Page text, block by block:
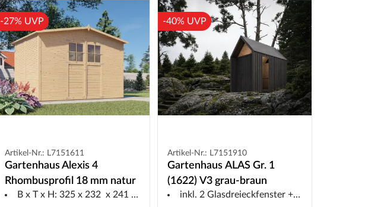
-27% UVP
Artikel-Nr.: L7151611
Gartenhaus Alexis 4
Rhombusprofil 18 mm natur
B x T x H: 325 x 232 x 241 cm, ohne Boden
-40% UVP
Artikel-Nr.: L7151910
Gartenhaus ALAS Gr. 1
(1622) V3 grau-braun
inkl. 2 Glasdreieckfenster + Fensterelement Seite